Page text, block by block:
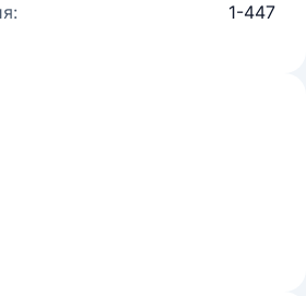
1-447